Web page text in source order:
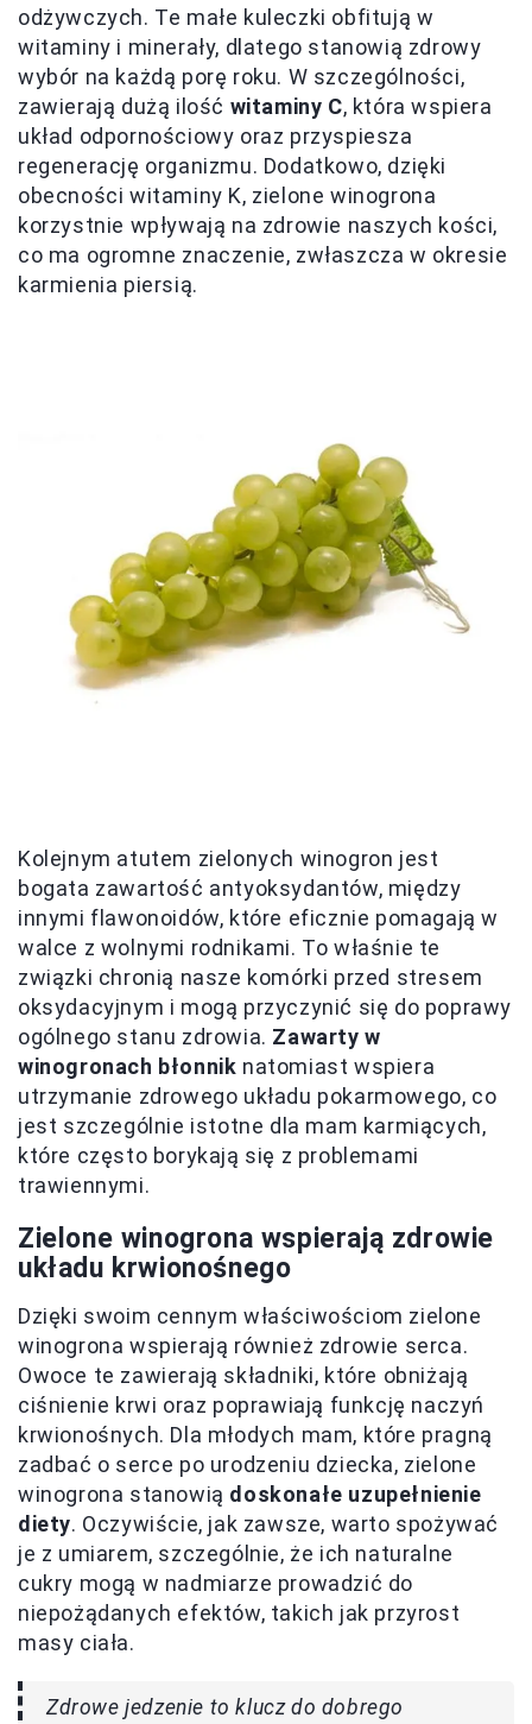
odżywczych. Te małe kuleczki obfitują w
witaminy i minerały, dlatego stanowią zdrowy
wybór na każdą porę roku. W szczególności,
zawierają dużą ilość witaminy C, która wspiera
układ odpornościowy oraz przyspiesza
regenerację organizmu. Dodatkowo, dzięki
obecności witaminy K, zielone winogrona
korzystnie wpływają na zdrowie naszych kości,
co ma ogromne znaczenie, zwłaszcza w okresie
karmienia piersią.
Kolejnym atutem zielonych winogron jest
bogata zawartość antyoksydantów, między
innymi flawonoidów, które eficznie pomagają w
walce z wolnymi rodnikami. To właśnie te
związki chronią nasze komórki przed stresem
oksydacyjnym i mogą przyczynić się do poprawy
ogólnego stanu zdrowia. Zawarty w
winogronach błonnik natomiast wspiera
utrzymanie zdrowego układu pokarmowego, co
jest szczególnie istotne dla mam karmiących,
które często borykają się z problemami
trawiennymi.
Zielone winogrona wspierają zdrowie
układu krwionośnego
Dzięki swoim cennym właściwościom zielone
winogrona wspierają również zdrowie serca.
Owoce te zawierają składniki, które obniżają
ciśnienie krwi oraz poprawiają funkcję naczyń
krwionośnych. Dla młodych mam, które pragną
zadbać o serce po urodzeniu dziecka, zielone
winogrona stanowią doskonałe uzupełnienie
diety. Oczywiście, jak zawsze, warto spożywać
je z umiarem, szczególnie, że ich naturalne
cukry mogą w nadmiarze prowadzić do
niepożądanych efektów, takich jak przyrost
masy ciała.
Zdrowe jedzenie to klucz do dobrego